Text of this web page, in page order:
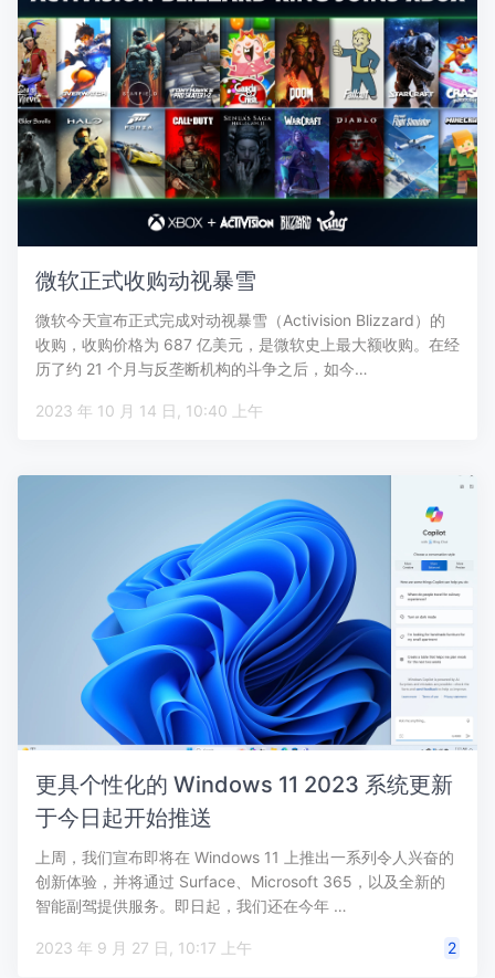
微软正式收购动视暴雪
微软今天宣布正式完成对动视暴雪（Activision Blizzard）的
收购，收购价格为 687 亿美元，是微软史上最大额收购。在经
历了约 21 个月与反垄断机构的斗争之后，如今…
2023 年 10 月 14 日, 10:40 上午
更具个性化的 Windows 11 2023 系统更新
于今日起开始推送
上周，我们宣布即将在 Windows 11 上推出一系列令人兴奋的
创新体验，并将通过 Surface、Microsoft 365，以及全新的
智能副驾提供服务。即日起，我们还在今年 …
2023 年 9 月 27 日, 10:17 上午 2